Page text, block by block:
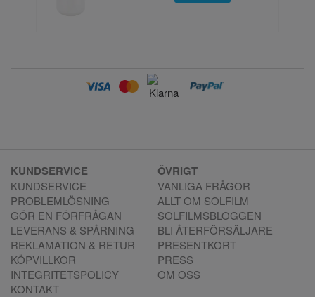
KUNDSERVICE
KUNDSERVICE
PROBLEMLÖSNING
GÖR EN FÖRFRÅGAN
LEVERANS & SPÅRNING
REKLAMATION & RETUR
KÖPVILLKOR
INTEGRITETSPOLICY
KONTAKT
ÖVRIGT
VANLIGA FRÅGOR
ALLT OM SOLFILM
SOLFILMSBLOGGEN
BLI ÅTERFÖRSÄLJARE
PRESENTKORT
PRESS
OM OSS